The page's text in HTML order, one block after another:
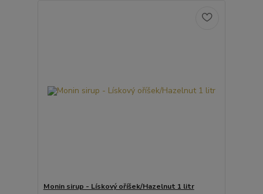
Monin sirup - Lískový oříšek/Hazelnut 1 litr